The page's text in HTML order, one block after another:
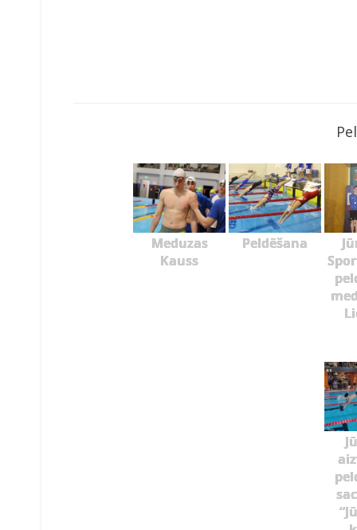
Meduzas
Kauss
Peldēšana